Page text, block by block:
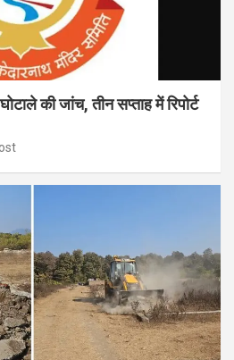
की जांच, तीन सप्ताह में रिपोर्ट